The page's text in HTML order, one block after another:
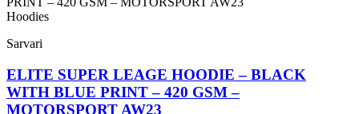
Hoodies
Sarvari
ELITE SUPER LEAGE HOODIE – BLACK
WITH BLUE PRINT – 420 GSM –
MOTORSPORT AW23